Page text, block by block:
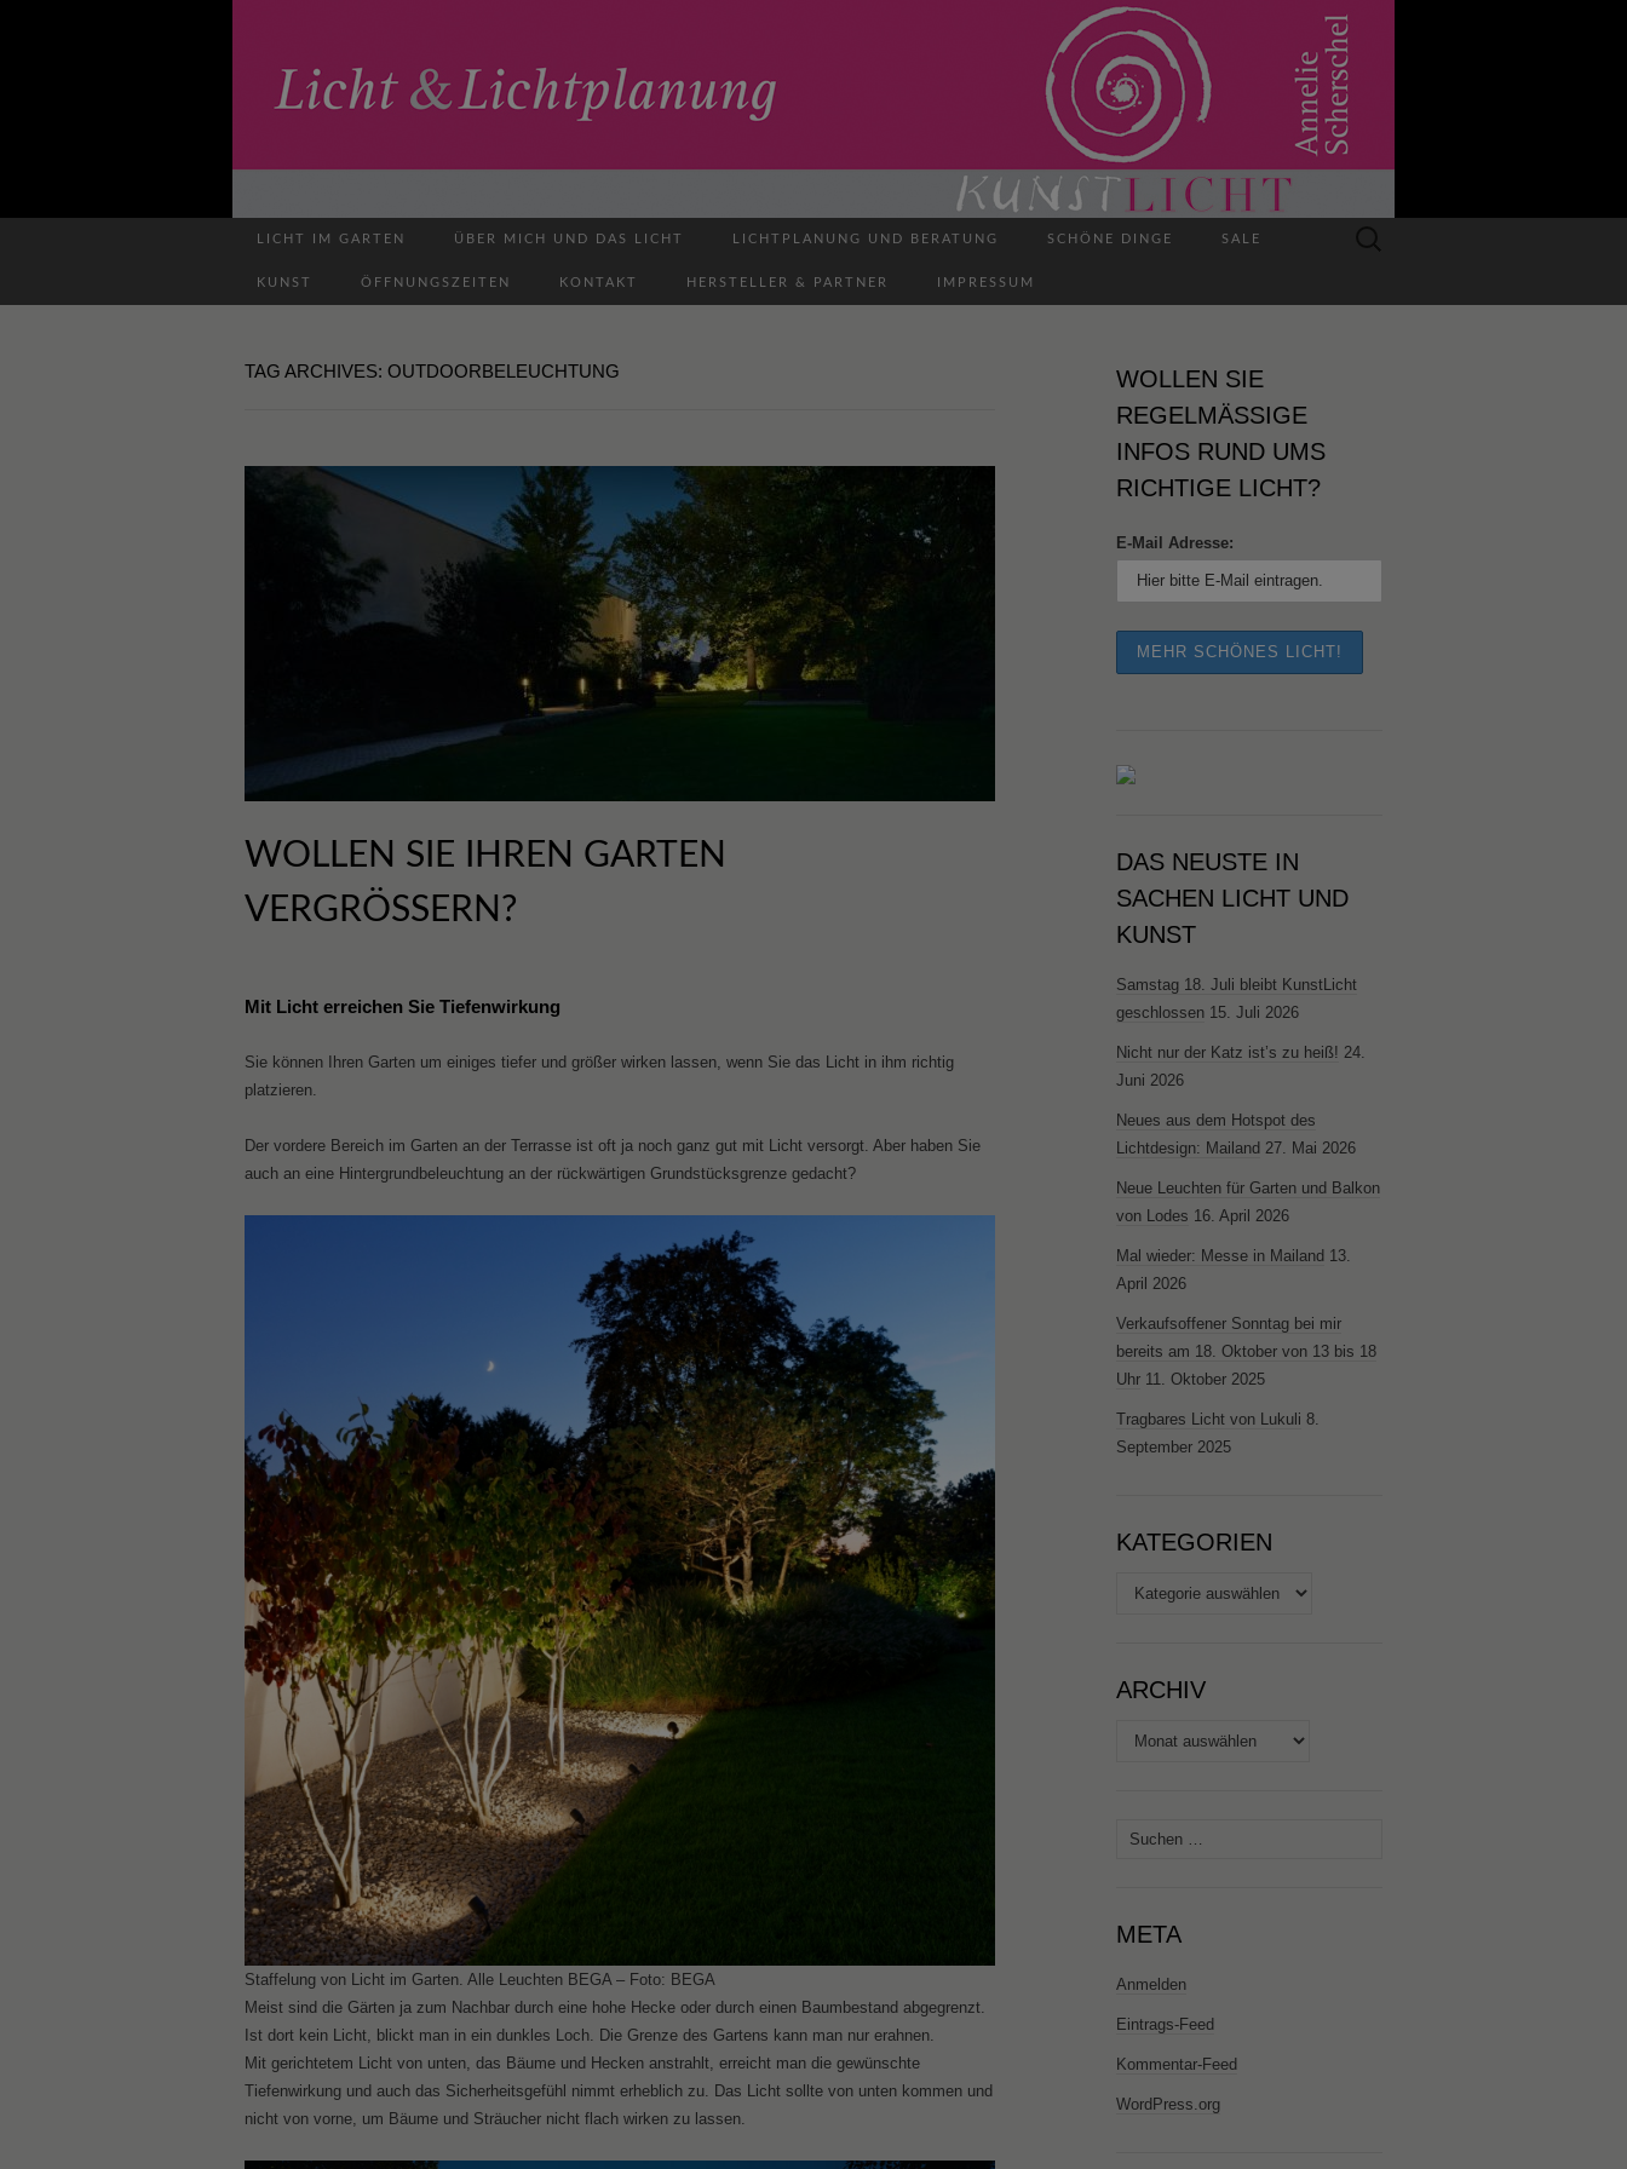
LICHT IM GARTEN ÜBER MICH UND DAS LICHT LICHTPLANUNG UND BERATUNG SCHÖNE DINGE SALE
KUNST ÖFFNUNGSZEITEN KONTAKT HERSTELLER & PARTNER IMPRESSUM
TAG ARCHIVES: OUTDOORBELEUCHTUNG
WOLLEN SIE IHREN GARTEN
VERGRÖSSERN?
Mit Licht erreichen Sie Tiefenwirkung
Sie können Ihren Garten um einiges tiefer und größer wirken lassen, wenn Sie das Licht in ihm richtig
platzieren.
Der vordere Bereich im Garten an der Terrasse ist oft ja noch ganz gut mit Licht versorgt. Aber haben Sie
auch an eine Hintergrundbeleuchtung an der rückwärtigen Grundstücksgrenze gedacht?
Staffelung von Licht im Garten. Alle Leuchten BEGA – Foto: BEGA
Meist sind die Gärten ja zum Nachbar durch eine hohe Hecke oder durch einen Baumbestand abgegrenzt.
Ist dort kein Licht, blickt man in ein dunkles Loch. Die Grenze des Gartens kann man nur erahnen.
Mit gerichtetem Licht von unten, das Bäume und Hecken anstrahlt, erreicht man die gewünschte
Tiefenwirkung und auch das Sicherheitsgefühl nimmt erheblich zu. Das Licht sollte von unten kommen und
nicht von vorne, um Bäume und Sträucher nicht flach wirken zu lassen.
WOLLEN SIE
REGELMÄSSIGE I
NFOS RUND UMS R
ICHTIGE LICHT?
E-Mail Adresse:
DAS NEUSTE IN
SACHEN LICHT UND
KUNST
Samstag 18. Juli bleibt KunstLicht
geschlossen 15. Juli 2026
Nicht nur der Katz ist’s zu heiß! 24.
Juni 2026
Neues aus dem Hotspot des
Lichtdesign: Mailand 27. Mai 2026
Neue Leuchten für Garten und Balkon
von Lodes 16. April 2026
Mal wieder: Messe in Mailand 13.
April 2026
Verkaufsoffener Sonntag bei mir
bereits am 18. Oktober von 13 bis 18
Uhr 11. Oktober 2025
Tragbares Licht von Lukuli 8.
September 2025
KATEGORIEN
Kategorien
ARCHIV
Archiv
Suchen
META
Anmelden
Eintrags-Feed
Kommentar-Feed
WordPress.org